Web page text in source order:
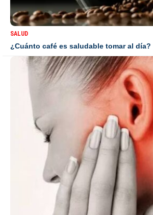
SALUD
¿Cuánto café es saludable tomar al día?